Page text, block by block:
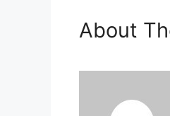
About